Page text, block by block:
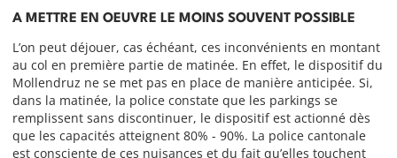
A METTRE EN OEUVRE LE MOINS SOUVENT POSSIBLE
L’on peut déjouer, cas échéant, ces inconvénients en montant
au col en première partie de matinée. En effet, le dispositif du
Mollendruz ne se met pas en place de manière anticipée. Si,
dans la matinée, la police constate que les parkings se
remplissent sans discontinuer, le dispositif est actionné dès
que les capacités atteignent 80% - 90%. La police cantonale
est consciente de ces nuisances et du fait qu’elles touchent